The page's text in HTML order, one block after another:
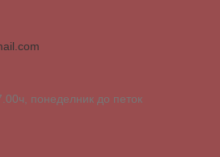
понеделник до петок